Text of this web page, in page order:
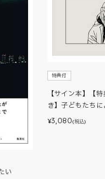
い
特典付
【サイン本】【
き】子どもたちに
¥3,080(税込)